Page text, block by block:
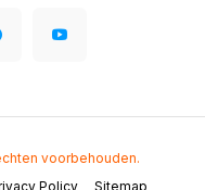
Policy Sitemap
voorbehouden.